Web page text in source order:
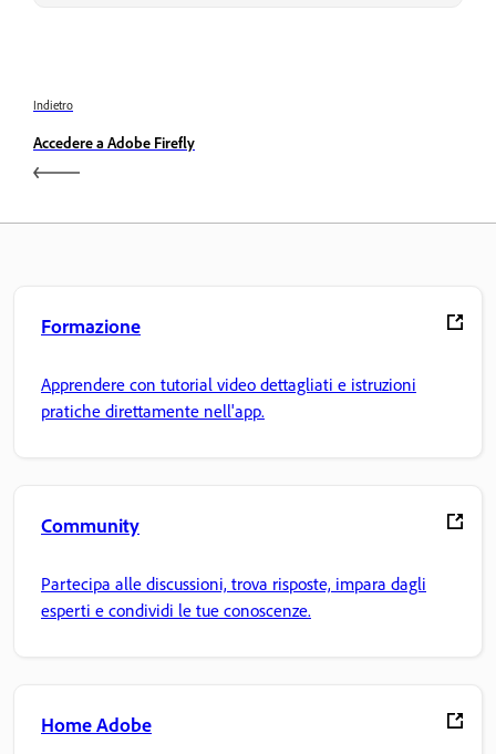
Indietro
Accedere a Adobe Firefly
Formazione
Apprendere con tutorial video dettagliati e istruzioni
pratiche direttamente nell'app.
Community
Partecipa alle discussioni, trova risposte, impara dagli
esperti e condividi le tue conoscenze.
Home Adobe